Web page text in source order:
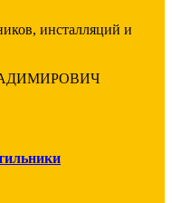
инсталляций и